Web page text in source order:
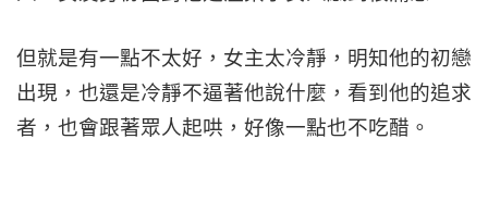
但就是有一點不太好，女主太冷靜，明知他的初戀
出現，也還是冷靜不逼著他說什麼，看到他的追求
者，也會跟著眾人起哄，好像一點也不吃醋。